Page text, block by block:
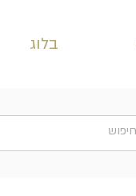
בלוג